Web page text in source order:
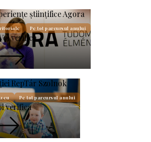
științifice Agora
Pe tot parcursul anului
Voi verifica
RepTár Szolnok
Pe tot parcursul anului
verifica